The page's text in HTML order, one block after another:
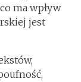
ma wpływ
jest